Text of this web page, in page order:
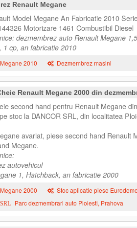
Renault Megane
Model Megane An Fabricatie 2010
Motorizare 1461 Combustibil Diesel
dezmembrez auto Renault Megane
1 cp, an fabricatie 2010
2010 Dezmembrez masini
Renault Megane 2000 din
second hand pentru Renault Megane
stoc la DANCOR SRL, din localitatea
avariat, piese second hand Renault
Megane.
autovehicul
1, Hatchback, an fabricatie 2000
2000 Stoc aplicatie piese
Parc dezmembrari auto Ploiesti, Prahova